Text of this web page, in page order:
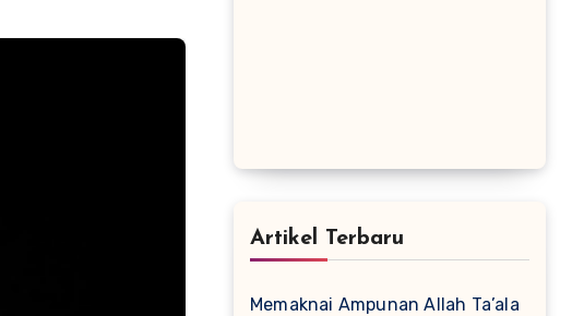
Artikel Terbaru
Memaknai Ampunan Allah Ta’ala